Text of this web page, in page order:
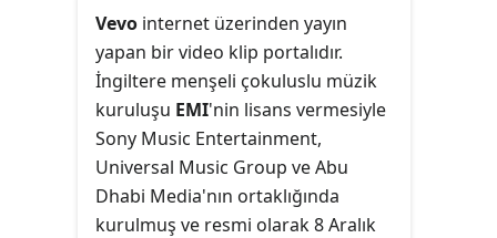
Das Erste kanalında yayınlanır.
Almanya, 1982, 2010 yılları olmak
üzere iki kez yarışmayı kazanmıştır.
Yeşil siyasette doğanın ve barışın
korunması ön plandadır. Yeşil
siyasetin uluslararası simgesi
ayçiçeğidir.
Vevo internet üzerinden yayın
yapan bir video klip portalıdır.
İngiltere menşeli çokuluslu müzik
kuruluşu EMI'nin lisans vermesiyle
Sony Music Entertainment,
Universal Music Group ve Abu
Dhabi Media'nın ortaklığında
kurulmuş ve resmi olarak 8 Aralık